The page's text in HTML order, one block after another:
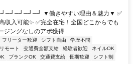
▼働きやすい理由＆魅力▼ ✅
収入可能✨ ✅完全在宅！全国どこからでも
ジングなしのアポ獲得...
フリーター歓迎 シフト自由
学歴不問
モート 交通費全額支給 経験者歓迎
ネイルOK
ブランクOK 交通費支給 長期歓迎
シフト制